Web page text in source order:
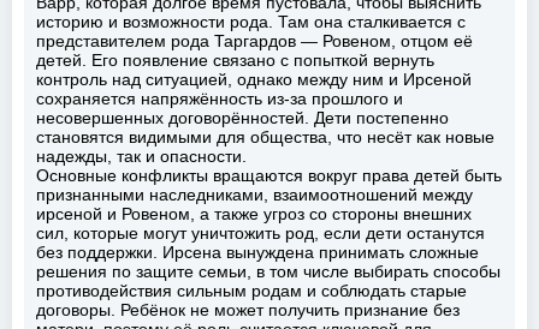
историю и возможности рода. Там она сталкивается с
представителем рода Таргардов — Ровеном, отцом её
детей. Его появление связано с попыткой вернуть
контроль над ситуацией, однако между ним и Ирсеной
сохраняется напряжённость из-за прошлого и
несовершенных договорённостей. Дети постепенно
становятся видимыми для общества, что несёт как новые
надежды, так и опасности.
Основные конфликты вращаются вокруг права детей быть
признанными наследниками, взаимоотношений между
ирсеной и Ровеном, а также угроз со стороны внешних
сил, которые могут уничтожить род, если дети останутся
без поддержки. Ирсена вынуждена принимать сложные
решения по защите семьи, в том числе выбирать способы
противодействия сильным родам и соблюдать старые
договоры. Ребёнок не может получить признание без